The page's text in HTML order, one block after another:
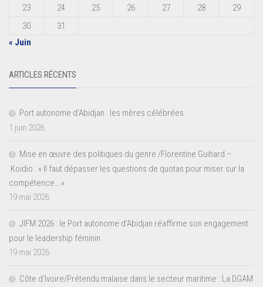
23
24 25 26 27 28
29
30
31
« Juin
ARTICLES RÉCENTS
Port autonome d’Abidjan : les mères célébrées
1 juin 2026
Mise en œuvre des politiques du genre /Florentine Guihard –
Koidio : « Il faut dépasser les questions de quotas pour miser sur la
compétence… »
19 mai 2026
JIFM 2026 : le Port autonome d’Abidjan réaffirme son engagement
pour le leadership féminin
19 mai 2026
Côte d’Ivoire/Prétendu malaise dans le secteur maritime : La DGAM